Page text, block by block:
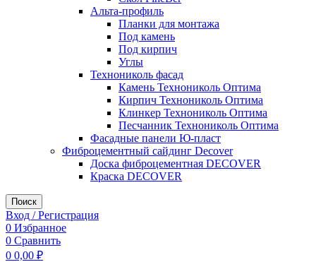
Альта-профиль
Планки для монтажа
Под камень
Под кирпич
Углы
Технониколь фасад
Камень Технониколь Оптима
Кирпич Технониколь Оптима
Клинкер Технониколь Оптима
Песчанник Технониколь Оптима
Фасадные панели Ю-пласт
Фиброцементный сайдинг Decover
Доска фиброцементная DECOVER
Краска DECOVER
Поиск
Вход / Регистрация
0 Избранное
0 Сравнить
0 0,00 ₽